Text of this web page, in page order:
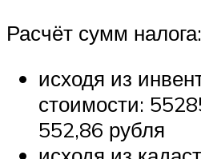
Расчёт сумм налога:
исходя из
стоимости:
552,86 рубля